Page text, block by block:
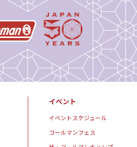
イベント
イベントスケジュール
コールマンフェス